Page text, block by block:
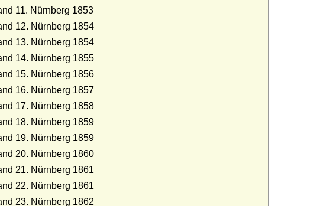
11. Nürnberg 1853
12. Nürnberg 1854
13. Nürnberg 1854
14. Nürnberg 1855
15. Nürnberg 1856
16. Nürnberg 1857
17. Nürnberg 1858
18. Nürnberg 1859
19. Nürnberg 1859
20. Nürnberg 1860
21. Nürnberg 1861
22. Nürnberg 1861
23. Nürnberg 1862